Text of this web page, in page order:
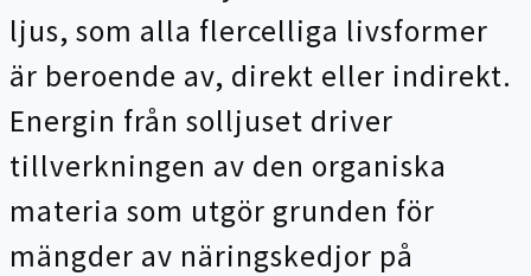
ljus, som alla flercelliga livsformer
är beroende av, direkt eller indirekt.
Energin från solljuset driver
tillverkningen av den organiska
materia som utgör grunden för
mängder av näringskedjor på